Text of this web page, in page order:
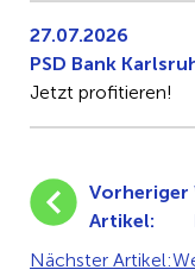
27.07.2026
PSD Bank
Jetzt profitieren!
Vorheriger
Artikel:
Nächster Artikel: